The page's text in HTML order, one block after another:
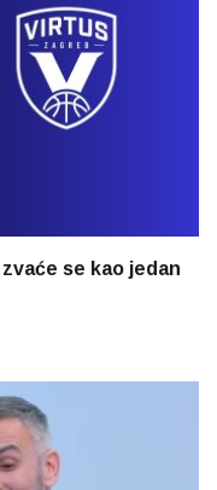
se kao jedan